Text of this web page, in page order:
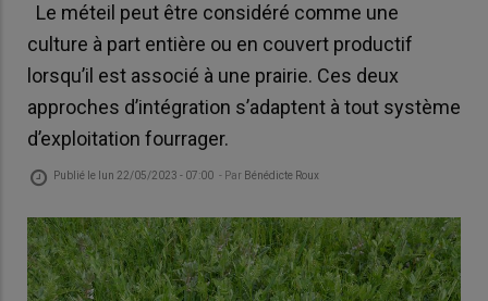
Le méteil peut être considéré comme une
culture à part entière ou en couvert productif
lorsqu’il est associé à une prairie. Ces deux
approches d’intégration s’adaptent à tout système
d’exploitation fourrager.
Publié le lun 22/05/2023 - 07:00 - Par Bénédicte Roux